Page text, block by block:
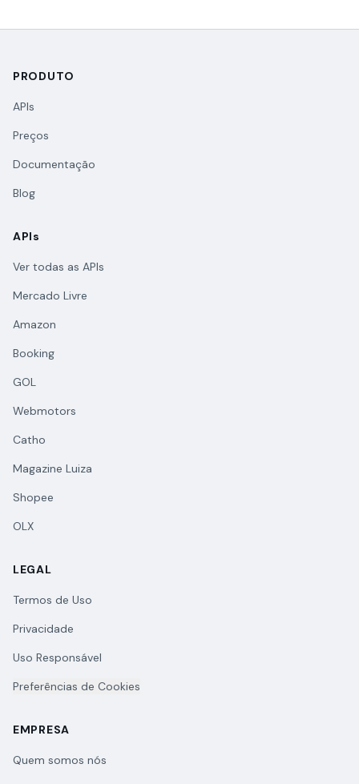
PRODUTO
APIs
Preços
Documentação
Blog
APIs
Ver todas as APIs
Mercado Livre
Amazon
Booking
GOL
Webmotors
Catho
Magazine Luiza
Shopee
OLX
LEGAL
Termos de Uso
Privacidade
Uso Responsável
Preferências de Cookies
EMPRESA
Quem somos nós